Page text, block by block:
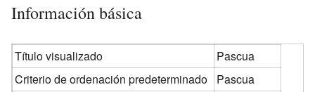
Información básica
Título visualizado
Pascua
Criterio de ordenación predeterminado
Pascua